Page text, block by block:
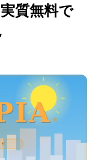
質無料で